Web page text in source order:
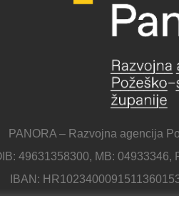
PANORA – Razvojna agencija
49631358300, MB: 04933346,
IBAN: